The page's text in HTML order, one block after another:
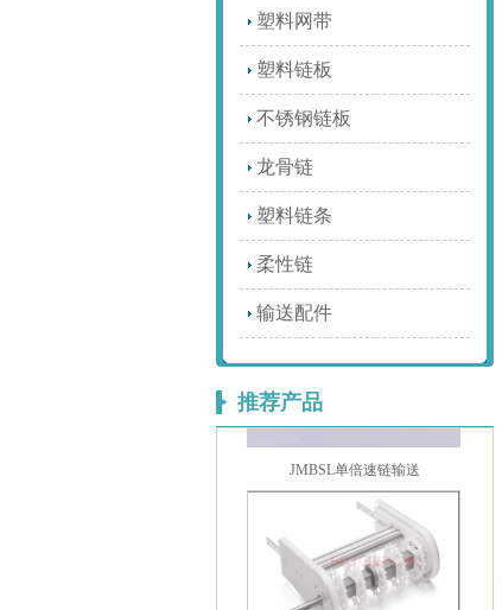
塑料网带
塑料链板
不锈钢链板
龙骨链
塑料链条
柔性链
输送配件
推荐产品